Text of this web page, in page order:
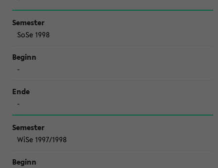
SoSe 1998
-
-
WiSe 1997/1998